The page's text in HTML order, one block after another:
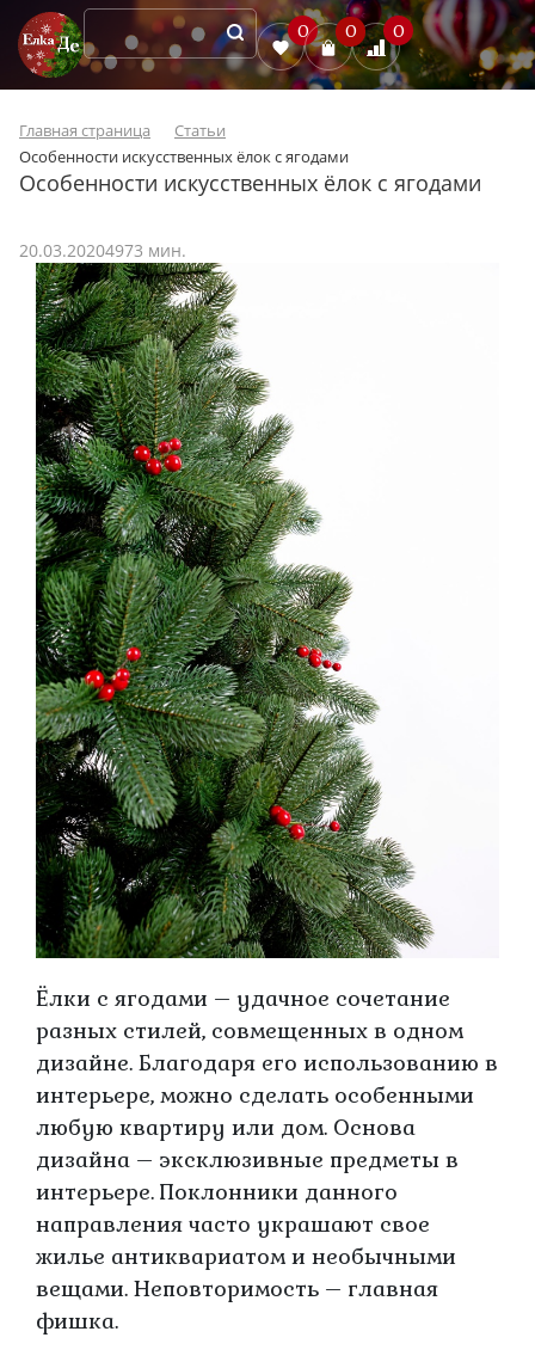
0 0 0
Главная страница
Статьи
Особенности искусственных ёлок с ягодами
Особенности искусственных ёлок с ягодами
20.03.20204973 мин.
Ёлки с ягодами – удачное сочетание
разных стилей, совмещенных в одном
дизайне. Благодаря его использованию в
интерьере, можно сделать особенными
любую квартиру или дом. Основа
дизайна – эксклюзивные предметы в
интерьере. Поклонники данного
направления часто украшают свое
жилье антиквариатом и необычными
вещами. Неповторимость – главная
фишка.